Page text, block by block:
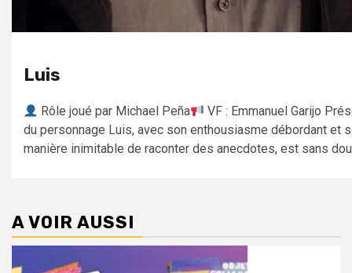
Luis
Rôle joué par Michael Peña
VF : Emmanuel Garijo
du personnage Luis, avec son enthousiasme débordant et
manière inimitable de raconter des anecdotes, est sans
A VOIR AUSSI